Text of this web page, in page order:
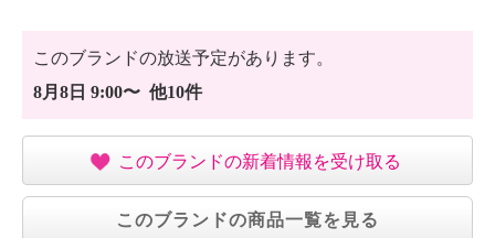
このブランドの放送予定があります。
8月8日 9:00〜 他10件
このブランドの新着情報を受け取る
このブランドの商品一覧を見る